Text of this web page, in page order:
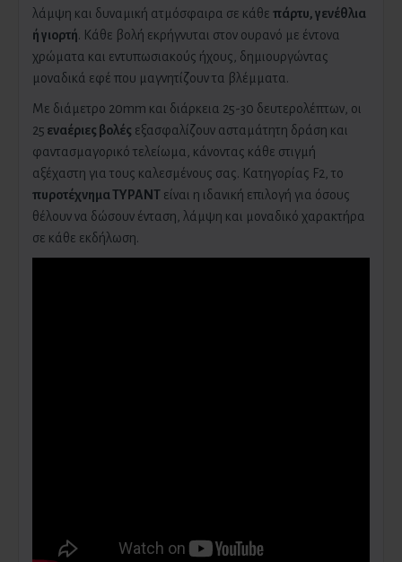
λάμψη και δυναμική ατμόσφαιρα σε κάθε πάρτυ, γενέθλια
ή γιορτή. Κάθε βολή εκρήγνυται στον ουρανό με έντονα
χρώματα και εντυπωσιακούς ήχους, δημιουργώντας
μοναδικά εφέ που μαγνητίζουν τα βλέμματα.
Με διάμετρο 20mm και διάρκεια 25-30 δευτερολέπτων, οι
25 εναέριες βολές εξασφαλίζουν ασταμάτητη δράση και
φαντασμαγορικό τελείωμα, κάνοντας κάθε στιγμή
αξέχαστη για τους καλεσμένους σας. Κατηγορίας F2, το
πυροτέχνημα ΤΥΡΑΝΤ είναι η ιδανική επιλογή για όσους
θέλουν να δώσουν ένταση, λάμψη και μοναδικό χαρακτήρα
σε κάθε εκδήλωση.